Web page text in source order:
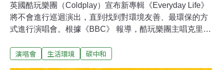
英國酷玩樂團（Coldplay）宣布新專輯《Everyday Life》
將不會進行巡迴演出，直到找到對環境友善、最環保的方
式進行演唱會。根據《BBC》 報導，酷玩樂團主唱克里斯
方式，去思考如何讓我們的演唱會能夠對地球有正面的效
演唱會 生活環境 碳中和